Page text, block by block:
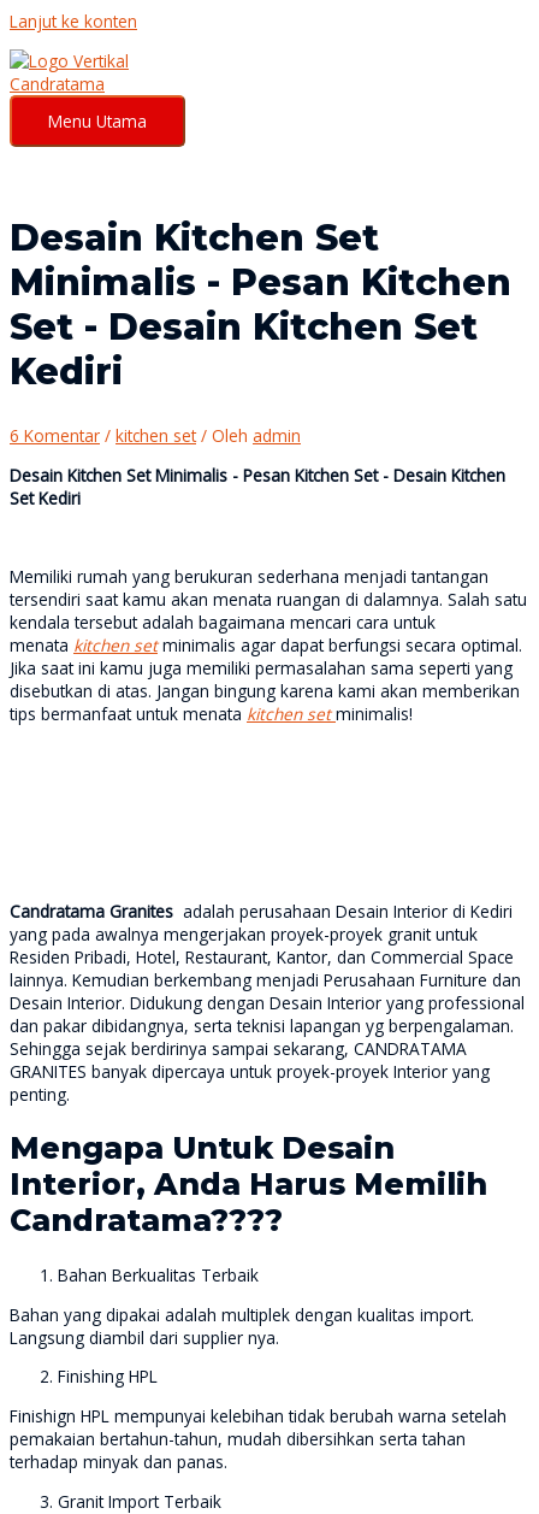
Lanjut ke konten
Menu Utama
Desain Kitchen Set
Minimalis - Pesan Kitchen
Set - Desain Kitchen Set
Kediri
6 Komentar / kitchen set/ Oleh admin
Desain Kitchen Set Minimalis - Pesan Kitchen Set - Desain Kitchen
Set Kediri
Memiliki rumah yang berukuran sederhana menjadi tantangan
tersendiri saat kamu akan menata ruangan di dalamnya. Salah satu
kendala tersebut adalah bagaimana mencari cara untuk
menata kitchen setminimalis agar dapat berfungsi secara optimal.
Jika saat ini kamu juga memiliki permasalahan sama seperti yang
disebutkan di atas. Jangan bingung karena kami akan memberikan
tips bermanfaat untuk menata kitchen set minimalis!
Candratama Granites adalah perusahaan Desain Interior di Kediri
yang pada awalnya mengerjakan proyek-proyek granit untuk
Residen Pribadi, Hotel, Restaurant, Kantor, dan Commercial Space
lainnya. Kemudian berkembang menjadi Perusahaan Furniture dan
Desain Interior. Didukung dengan Desain Interior yang professional
dan pakar dibidangnya, serta teknisi lapangan yg berpengalaman.
Sehingga sejak berdirinya sampai sekarang, CANDRATAMA
GRANITES banyak dipercaya untuk proyek-proyek Interior yang
penting.
Mengapa Untuk Desain
Interior, Anda Harus Memilih
Candratama????
Bahan Berkualitas Terbaik
Bahan yang dipakai adalah multiplek dengan kualitas import.
Langsung diambil dari supplier nya.
Finishing HPL
Finishign HPL mempunyai kelebihan tidak berubah warna setelah
pemakaian bertahun-tahun, mudah dibersihkan serta tahan
terhadap minyak dan panas.
Granit Import Terbaik